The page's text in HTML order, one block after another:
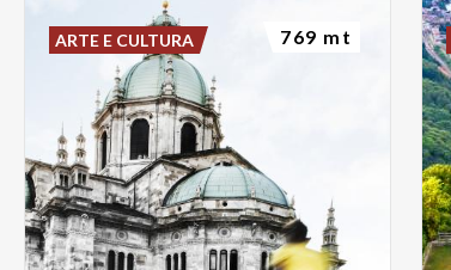
ARTE E CULTURA 769 mt